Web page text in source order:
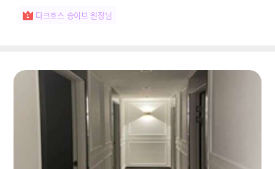
다크호스 송이브 원장님